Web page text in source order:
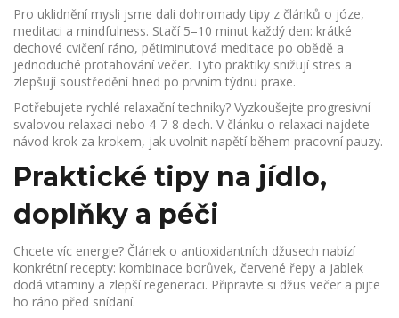
Pro uklidnění mysli jsme dali dohromady tipy z článků o józe,
meditaci a mindfulness. Stačí 5–10 minut každý den: krátké
dechové cvičení ráno, pětiminutová meditace po obědě a
jednoduché protahování večer. Tyto praktiky snižují stres a
zlepšují soustředění hned po prvním týdnu praxe.
Potřebujete rychlé relaxační techniky? Vyzkoušejte progresivní
svalovou relaxaci nebo 4-7-8 dech. V článku o relaxaci najdete
návod krok za krokem, jak uvolnit napětí během pracovní pauzy.
Praktické tipy na jídlo,
doplňky a péči
Chcete víc energie? Článek o antioxidantních džusech nabízí
konkrétní recepty: kombinace borůvek, červené řepy a jablek
dodá vitaminy a zlepší regeneraci. Připravte si džus večer a pijte
ho ráno před snídaní.